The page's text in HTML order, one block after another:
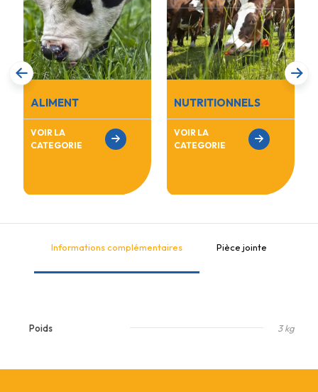
ALIMENT
VOIR LA
CATEGORIE
NUTRITIONNELS
VOIR LA
CATEGORIE
Informations complémentaires Pièce jointe
Poids 3 kg